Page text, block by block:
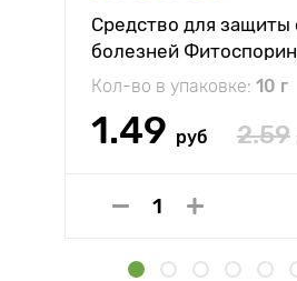
Средство для защиты
болезней Фитоспорин
Кол-во в упаковке: 10 г
1.49 руб 2.59